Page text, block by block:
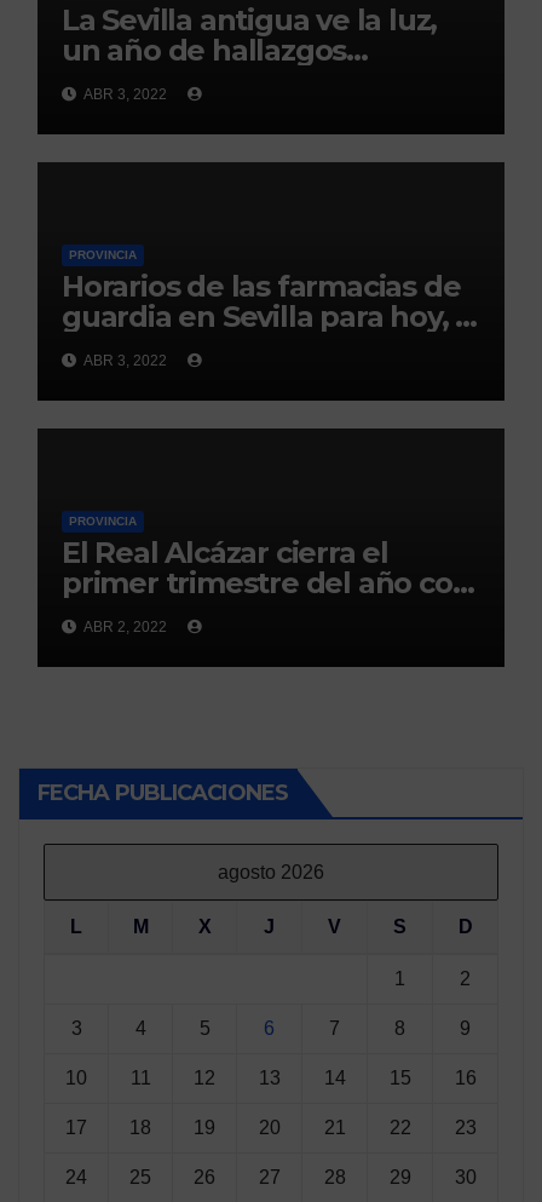
La Sevilla antigua ve la luz,
un año de hallazgos
arqueológicos
ABR 3, 2022
PROVINCIA
Horarios de las farmacias de
guardia en Sevilla para hoy, 3
de abril
ABR 3, 2022
PROVINCIA
El Real Alcázar cierra el
primer trimestre del año con
300.000 visitas
ABR 2, 2022
FECHA PUBLICACIONES
agosto 2026
L M X J V S D
1 2
3 4 5 6 7 8 9
10 11 12 13 14 15 16
17 18 19 20 21 22 23
24 25 26 27 28 29 30